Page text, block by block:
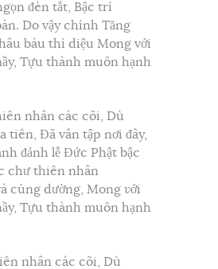
đèn tắt, Bậc trí
Do vậy chính Tăng
báu thì diệu Mong với
Tựu thành muôn hạnh
nhân các cõi, Dù
tiên, Đã vân tập nơi đây,
đảnh lễ Đức Phật bậc
chư thiên nhân
cúng dường, Mong với
Tựu thành muôn hạnh
nhân các cõi, Dù